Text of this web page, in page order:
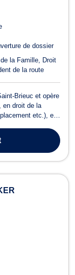
de dossier
la Famille
Droit
de la route
Brieuc et opère
en droit de la
etc.), et
le droit pénal,